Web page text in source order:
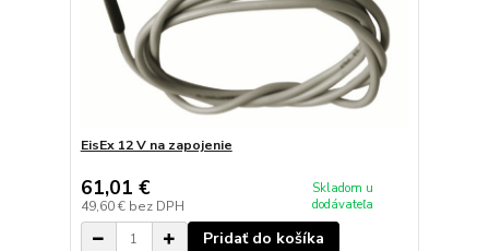
EisEx 12 V na zapojenie
61,01 €
49,60 € bez DPH
Skladom u
dodávateľa
Pridať do košíka